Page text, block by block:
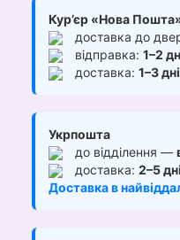
Кур’єр «Нова
доставка до
відправка: 1–2
доставка: 1–3 дні
Укрпошта
до відділення —
доставка: 2–5
Доставка в